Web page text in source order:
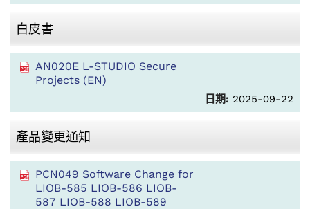
白皮書
AN020E L-STUDIO Secure
Projects (EN)
日期: 2025-09-22
產品變更通知
PCN049 Software Change for
LIOB-585 LIOB-586 LIOB-
587 LIOB-588 LIOB-589